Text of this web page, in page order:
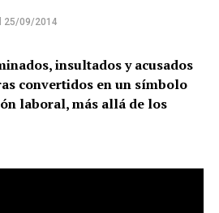
25/09/2014
insultados y acusados
convertidos en un símbolo
laboral, más allá de los